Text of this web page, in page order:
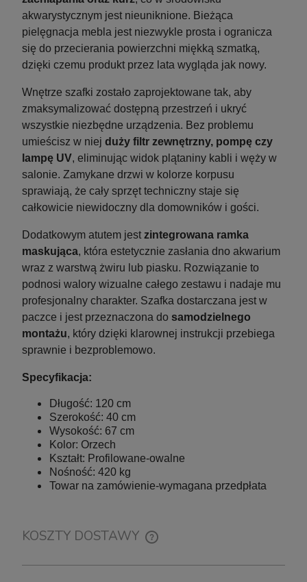
akwarystycznym jest nieuniknione. Bieżąca
pielęgnacja mebla jest niezwykle prosta i ogranicza
się do przecierania powierzchni miękką szmatką,
dzięki czemu produkt przez lata wygląda jak nowy.
Wnętrze szafki zostało zaprojektowane tak, aby
zmaksymalizować dostępną przestrzeń i ukryć
wszystkie niezbędne urządzenia. Bez problemu
umieścisz w niej duży filtr zewnętrzny, pompę czy
lampę UV, eliminując widok plątaniny kabli i węży w
salonie. Zamykane drzwi w kolorze korpusu
sprawiają, że cały sprzęt techniczny staje się
całkowicie niewidoczny dla domowników i gości.
Dodatkowym atutem jest zintegrowana ramka
maskująca, która estetycznie zasłania dno akwarium
wraz z warstwą żwiru lub piasku. Rozwiązanie to
podnosi walory wizualne całego zestawu i nadaje mu
profesjonalny charakter. Szafka dostarczana jest w
paczce i jest przeznaczona do samodzielnego
montażu, który dzięki klarownej instrukcji przebiega
sprawnie i bezproblemowo.
Specyfikacja:
Długość: 120 cm
Szerokość: 40 cm
Wysokość: 67 cm
Kolor: Orzech
Kształt: Profilowane-owalne
Nośność: 420 kg
Towar na zamówienie-wymagana przedpłata
KOSZTY DOSTAWY
CENA NIE ZAWIERA EWENTUALNYCH KOSZTÓW